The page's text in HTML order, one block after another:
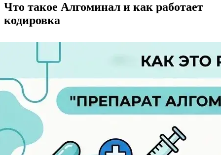
Что такое Алгоминал и как работает
кодировка